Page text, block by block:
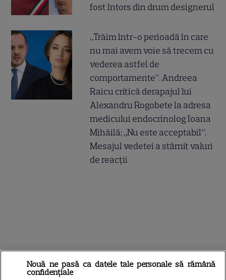
fost întors din drum designerul
„Trăim într-o perioadă în care
nu mai avem voie să trecem cu
vederea astfel de
comportamente”. Andreea
Raicu critică derapajul lui
Alexandru Rogobete la adresa
medicului endocrinolog Ioana
Mihăilă: „Nu este acceptabil”.
Mesajul vedetei a stârnit valuri
de reacții
Nouă ne pasă ca datele tale personale să rămână
confidențiale